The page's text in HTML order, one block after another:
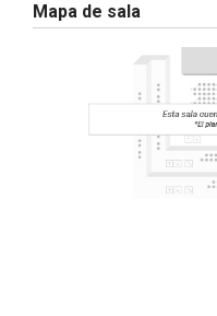
Mapa de sala